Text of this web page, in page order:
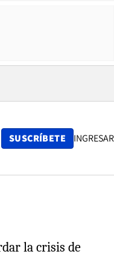
SUSCRÍBETE INGRESAR
la crisis de